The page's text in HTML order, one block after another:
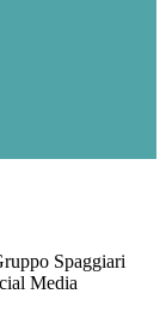
Spaggiari
Media